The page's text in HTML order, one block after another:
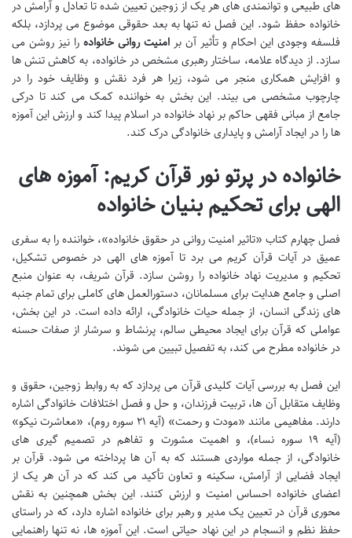
های طبیعی و توانمندی های هر یک از زوجین تعیین شده تا تعادل و آرامش در
خانواده حفظ شود. این فصل نه تنها به بعد حقوقی موضوع می پردازد، بلکه
فلسفه وجودی این احکام و تأثیر آن بر امنیت روانی خانواده را نیز روشن می
سازد. از دیدگاه علامه، ساختار رهبری مشخص در خانواده، به کاهش تنش ها
و افزایش همکاری منجر می شود، زیرا هر فرد نقش و وظایف خود را در
چارچوب مشخصی می بیند. این بخش به خواننده کمک می کند تا درکی
جامع از مبانی فقهی حاکم بر نهاد خانواده در اسلام پیدا کند و ارزش این آموزه
ها را در ایجاد آرامش و پایداری خانوادگی درک کند.
خانواده در پرتو نور قرآن کریم: آموزه های
الهی برای تحکیم بنیان خانواده
فصل چهارم کتاب «تاثیر امنیت روانی در حقوق خانواده»، خواننده را به سفری
عمیق در آیات قرآن کریم می برد تا آموزه های الهی در خصوص تشکیل،
تحکیم و مدیریت نهاد خانواده را روشن سازد. قرآن شریف، به عنوان منبع
اصلی و جامع هدایت برای مسلمانان، دستورالعمل های کاملی برای تمام جنبه
های زندگی انسان، از جمله حیات خانوادگی، ارائه داده است. در این بخش،
عواملی که قرآن برای ایجاد محیطی سالم، پرنشاط و سرشار از صفات حسنه
در خانواده مطرح می کند، به تفصیل تبیین می شوند.
این فصل به بررسی آیات کلیدی قرآن می پردازد که به روابط زوجین، حقوق و
وظایف متقابل آن ها، تربیت فرزندان، و حل و فصل اختلافات خانوادگی اشاره
دارند. مفاهیمی مانند «مودت و رحمت» (آیه ۲۱ سوره روم)، «معاشرت نیکو»
(آیه ۱۹ سوره نساء)، و اهمیت مشورت و تفاهم در تصمیم گیری های
خانوادگی، از جمله مواردی هستند که به آن ها پرداخته می شود. قرآن بر
ایجاد فضایی از آرامش، سکینه و تعاون تأکید می کند که در آن هر یک از
اعضای خانواده احساس امنیت و ارزش کنند. این بخش همچنین به نقش
محوری قرآن در تعیین یک مدیر و رهبر برای خانواده اشاره دارد، که در راستای
حفظ نظم و انسجام در این نهاد حیاتی است. این آموزه ها، نه تنها راهنمایی